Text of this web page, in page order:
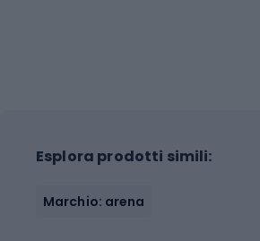
Esplora prodotti simili:
Marchio: arena